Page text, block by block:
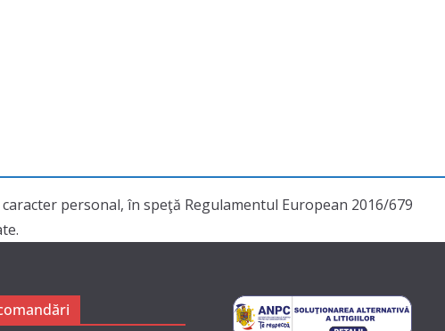
personal, în speţă Regulamentul European 2016/679